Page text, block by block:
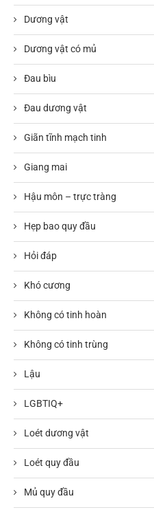
Dương vật
Dương vật có mủ
Đau bìu
Đau dương vật
Giãn tĩnh mạch tinh
Giang mai
Hậu môn – trực tràng
Hẹp bao quy đầu
Hỏi đáp
Khó cương
Không có tinh hoàn
Không có tinh trùng
Lậu
LGBTIQ+
Loét dương vật
Loét quy đầu
Mủ quy đầu